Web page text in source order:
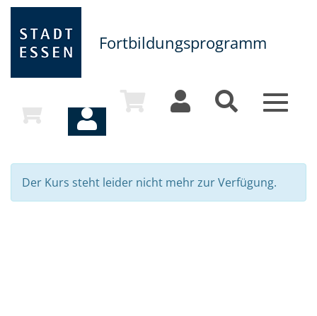
Fortbildungsprogramm
Toggle
Der Kurs steht leider nicht mehr zur Verfügung.